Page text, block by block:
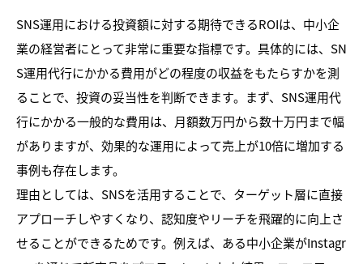
SNS運用における投資額に対する期待できるROIは、中小企
業の経営者にとって非常に重要な指標です。具体的には、SN
S運用代行にかかる費用がどの程度の収益をもたらすかを測
ることで、投資の妥当性を判断できます。まず、SNS運用代
行にかかる一般的な費用は、月額数万円から数十万円まで幅
がありますが、効果的な運用によって売上が10倍に増加する
事例も存在します。
理由としては、SNSを活用することで、ターゲット層に直接
アプローチしやすくなり、認知度やリーチを飛躍的に向上さ
せることができるためです。例えば、ある中小企業がInstagr